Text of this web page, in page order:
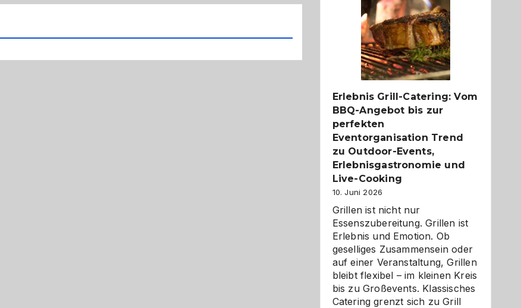
die
Gelegenheit,
neue
Reiseziele
zu
entdecken
Erlebnis Grill-Catering: Vom
BBQ-Angebot bis zur
perfekten
Eventorganisation Trend
zu Outdoor-Events,
Erlebnisgastronomie und
Live-Cooking
10. Juni 2026
Grillen ist nicht nur
Essenszubereitung. Grillen ist
Erlebnis und Emotion. Ob
geselliges Zusammensein oder
auf einer Veranstaltung, Grillen
bleibt flexibel – im kleinen Kreis
bis zu Großevents. Klassisches
Catering grenzt sich zu Grill